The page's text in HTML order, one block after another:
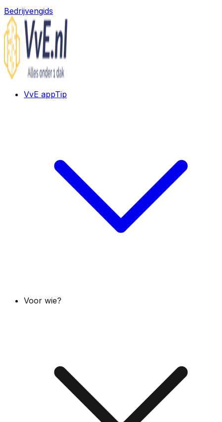
Bedrijvengids
VvE appTip
Voor wie?